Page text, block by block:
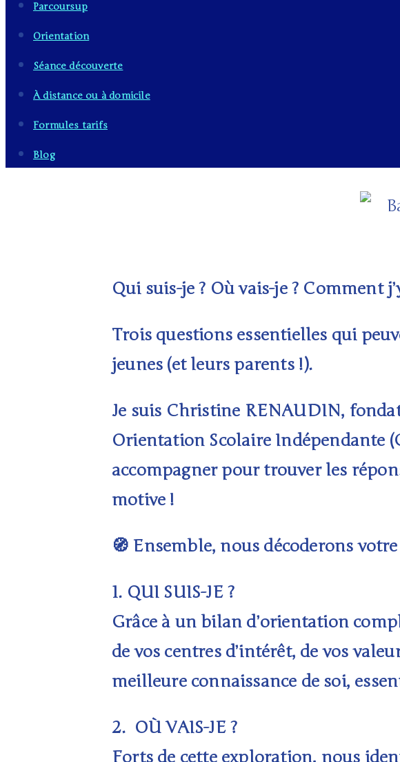
Parcoursup
Orientation
Séance découverte
À distance ou à domicile
Formules tarifs
Blog
Qui suis-je ? Où vais-je ? Comment
Trois questions essentielles qui
jeunes (et leurs parents !).
Je suis Christine RENAUDIN,
Orientation Scolaire Indépendante
accompagner pour trouver les
motive !
🧭 Ensemble, nous décoderons
1. QUI SUIS-JE ?
Grâce à un bilan d’orientation
de vos centres d’intérêt, de vos
meilleure connaissance de soi,
2. OÙ VAIS-JE ?
Forts de cette exploration, nous